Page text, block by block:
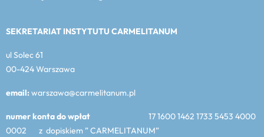
SEKRETARIAT INSTYTUTU CARMELITANUM
ul Solec 61
00-424 Warszawa
email:warszawa@carmelitanum.pl
numer konta do wpłat 17 1600 1462 1733 5453 4000
0002 z dopiskiem ” CARMELITANUM”